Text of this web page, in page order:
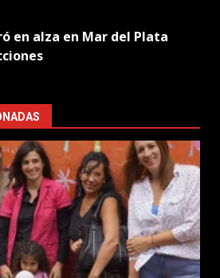
en alza en Mar del Plata